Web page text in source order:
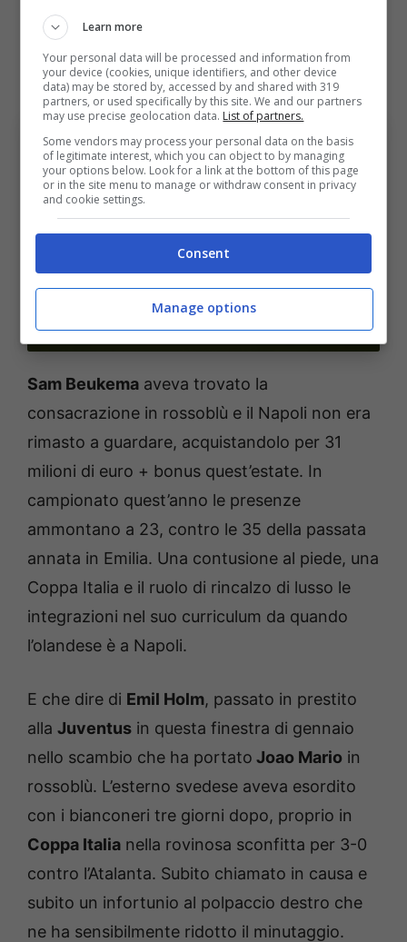
del club inglese, perdendo la titolarità di fatto
già a metà dicembre. Il gol all’esordio rimane
al momento l’unico nel nuovo campionato.
Ndoye in panchina, Beukema ci prova, Holm subito
rotto: le nuove avventure dolciamare dei protagonisti
del Bologna in Coppa Italia Bologna Sport News (Photo
by Francesco Pecoraro/Getty Images via OneFootball)
Sam Beukema aveva trovato la
consacrazione in rossoblù e il Napoli non era
rimasto a guardare, acquistandolo per 31
milioni di euro + bonus quest’estate. In
campionato quest’anno le presenze
ammontano a 23, contro le 35 della passata
annata in Emilia. Una contusione al piede, una
Coppa Italia e il ruolo di rincalzo di lusso le
integrazioni nel suo curriculum da quando
l’olandese è a Napoli.
E che dire di Emil Holm, passato in prestito
alla Juventus in questa finestra di gennaio
nello scambio che ha portato Joao Mario in
rossoblù. L’esterno svedese aveva esordito
con i bianconeri tre giorni dopo, proprio in
Coppa Italia nella rovinosa sconfitta per 3-0
contro l’Atalanta. Subito chiamato in causa e
subito un infortunio al polpaccio destro che
ne ha sensibilmente ridotto il minutaggio.
Learn more
Your personal data will be processed and information from
your device (cookies, unique identifiers, and other device
data) may be stored by, accessed by and shared with 319
partners, or used specifically by this site. We and our partners
may use precise geolocation data. List of partners.
Some vendors may process your personal data on the basis
of legitimate interest, which you can object to by managing
your options below. Look for a link at the bottom of this page
or in the site menu to manage or withdraw consent in privacy
and cookie settings.
Consent
Manage options